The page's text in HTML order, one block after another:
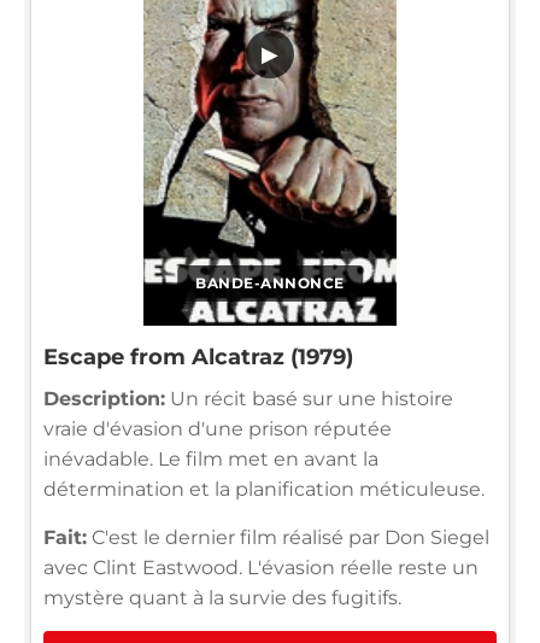
BANDE-ANNONCE
▶
Escape from Alcatraz (1979)
Description: Un récit basé sur une histoire
vraie d'évasion d'une prison réputée
inévadable. Le film met en avant la
détermination et la planification méticuleuse.
Fait: C'est le dernier film réalisé par Don Siegel
avec Clint Eastwood. L'évasion réelle reste un
mystère quant à la survie des fugitifs.